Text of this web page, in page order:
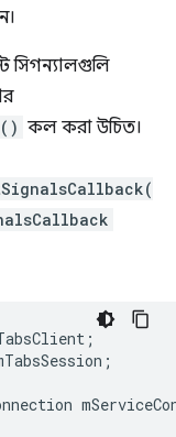
সিগন্যালগুলি
কল করা উচিত।
;
;